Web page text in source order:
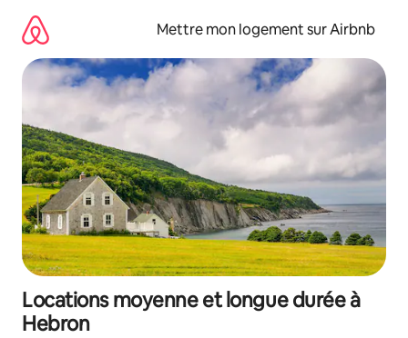
directement
contenu
Mettre mon logement sur Airbnb
Locations moyenne et longue durée à
Hebron